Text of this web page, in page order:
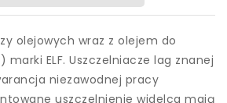
olejowych wraz z olejem do
ELF. Uszczelniacze lag znanej
niezawodnej pracy
uszczelnienie widelca mają